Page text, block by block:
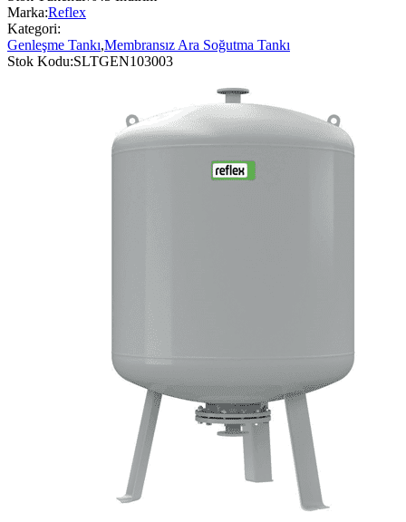
Marka:Reflex
Kategori:
Genleşme Tankı,Membransız Ara Soğutma Tankı
Stok Kodu:SLTGEN103003